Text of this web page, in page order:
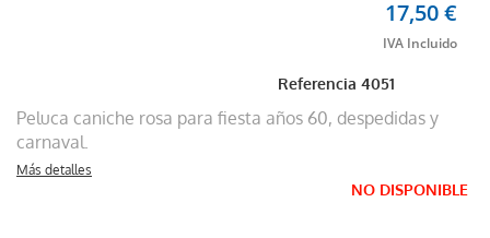
Referencia4051
17,50 €
Peluca caniche rosa para fiesta años 60, despedidas y
carnaval.
Más detalles
NO DISPONIBLE